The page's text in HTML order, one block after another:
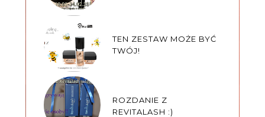
TEN ZESTAW MOŻE BYĆ
TWÓJ!
ROZDANIE Z
REVITALASH :)